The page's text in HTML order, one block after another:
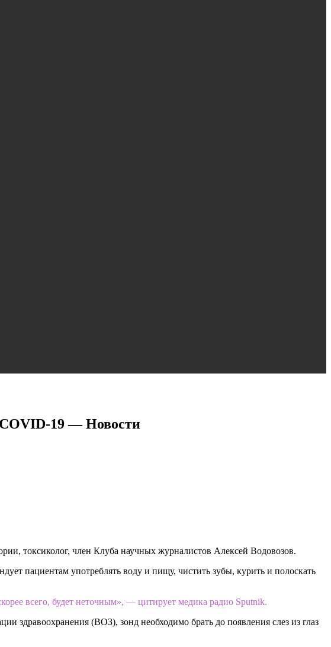
COVID-19 — Новости
токсиколог, член Клуба научных журналистов Алексей Водовозов.
пациентам употреблять воду и пищу, чистить зубы, курить и полоскать
всего, будет неточным», — цитирует медика радио Sputnik.
здравоохранения (ВОЗ), зонд необходимо брать до появления слез из глаз